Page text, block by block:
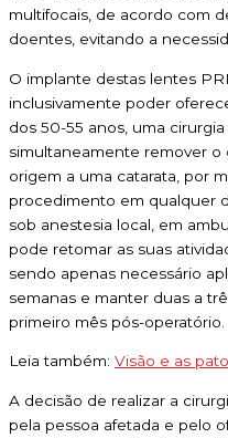
multifocais, de acordo com
doentes, evitando a
O implante destas lentes
inclusivamente poder
dos 50-55 anos, uma
simultaneamente remover o
origem a uma catarata, por
procedimento em qualquer
sob anestesia local, em
pode retomar as suas
sendo apenas necessário
semanas e manter duas a
primeiro mês pós-operatório.
Leia também: Visão e as
A decisão de realizar a
pela pessoa afetada e pelo